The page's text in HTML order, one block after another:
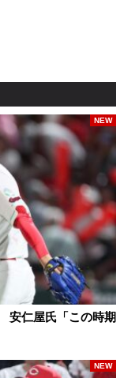
仁屋氏「この時期
NEW
NEW